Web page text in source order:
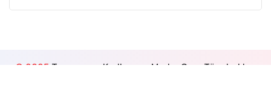
© 2025 Tasarım ve Kodlama - MedyaGon
. Tüm hakları